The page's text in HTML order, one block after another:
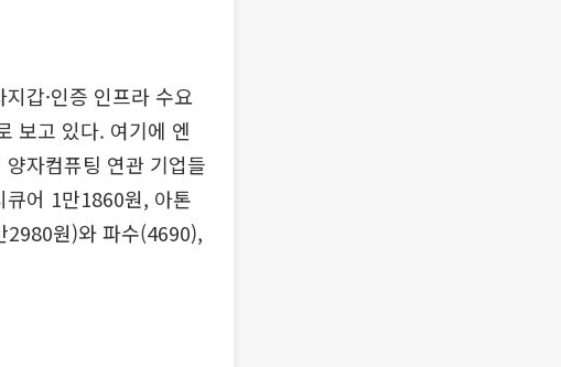
갑·인증 인프라 수요
보고 있다. 여기에 엔
자컴퓨팅 연관 기업들
어 1만1860원, 아톤
2980원)와 파수(4690),